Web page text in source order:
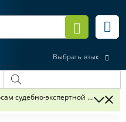
Выбрать язык
судебно-экспертной